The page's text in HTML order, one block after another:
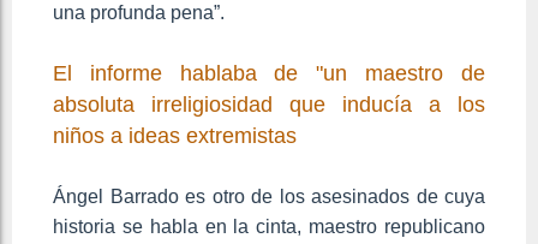
una profunda pena”.
El informe hablaba de "un maestro de
absoluta irreligiosidad que inducía a los
niños a ideas extremistas
Ángel Barrado es otro de los asesinados de cuya
historia se habla en la cinta, maestro republicano